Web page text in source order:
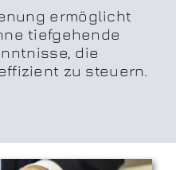
ermöglicht
tiefgehende
die
zu steuern.